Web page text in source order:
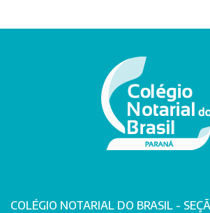
COLÉGIO NOTARIAL DO BRASIL -